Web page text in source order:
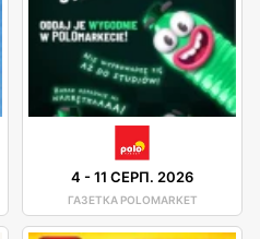
4 -11 СЕРП. 2026
ГАЗЕТКА POLOMARKET